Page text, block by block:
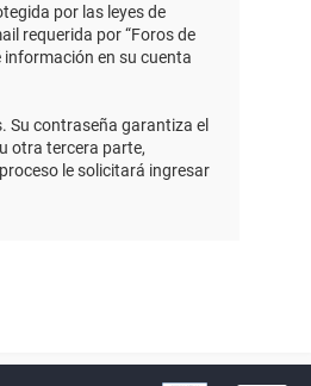
por las leyes de
requerida por “Foros de
información en su cuenta
Su contraseña garantiza el
otra tercera parte,
le solicitará ingresar